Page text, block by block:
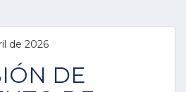
de 2026
DE